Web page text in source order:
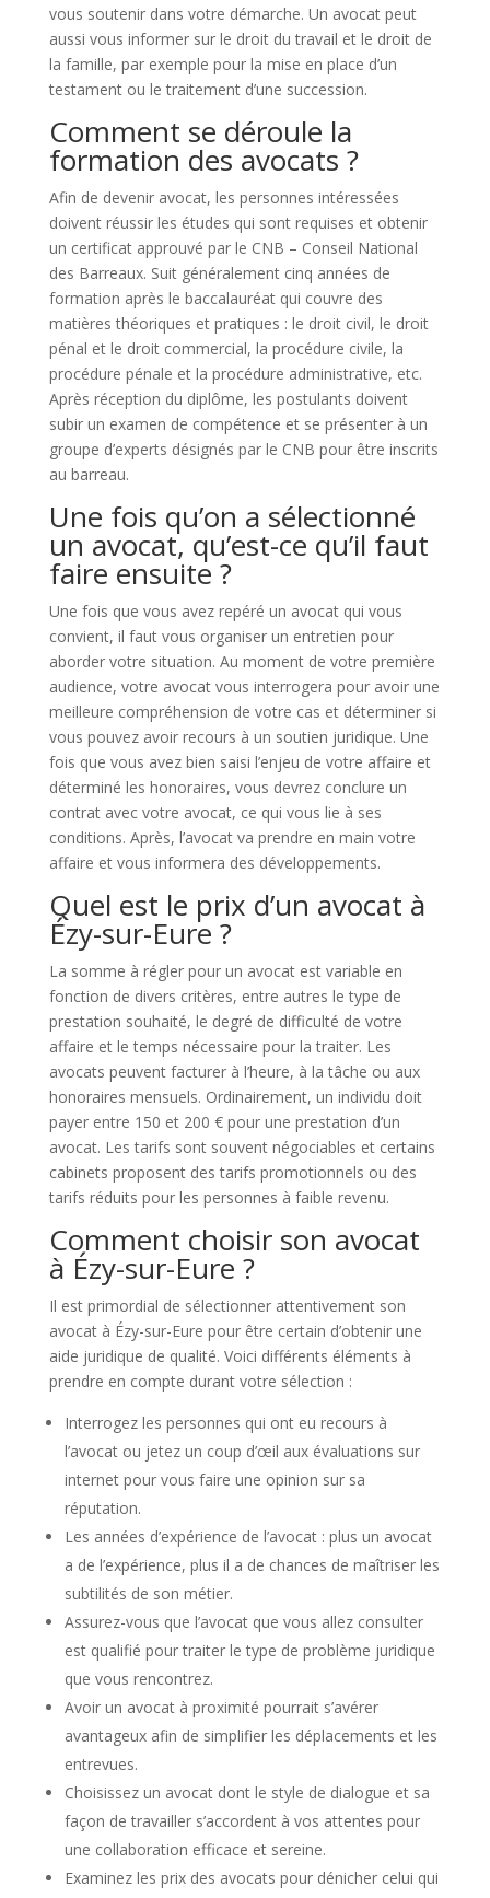
vous soutenir dans votre démarche. Un avocat peut
aussi vous informer sur le droit du travail et le droit de
la famille, par exemple pour la mise en place d’un
testament ou le traitement d’une succession.
Comment se déroule la
formation des avocats ?
Afin de devenir avocat, les personnes intéressées
doivent réussir les études qui sont requises et obtenir
un certificat approuvé par le CNB – Conseil National
des Barreaux. Suit généralement cinq années de
formation après le baccalauréat qui couvre des
matières théoriques et pratiques : le droit civil, le droit
pénal et le droit commercial, la procédure civile, la
procédure pénale et la procédure administrative, etc.
Après réception du diplôme, les postulants doivent
subir un examen de compétence et se présenter à un
groupe d’experts désignés par le CNB pour être inscrits
au barreau.
Une fois qu’on a sélectionné
un avocat, qu’est-ce qu’il faut
faire ensuite ?
Une fois que vous avez repéré un avocat qui vous
convient, il faut vous organiser un entretien pour
aborder votre situation. Au moment de votre première
audience, votre avocat vous interrogera pour avoir une
meilleure compréhension de votre cas et déterminer si
vous pouvez avoir recours à un soutien juridique. Une
fois que vous avez bien saisi l’enjeu de votre affaire et
déterminé les honoraires, vous devrez conclure un
contrat avec votre avocat, ce qui vous lie à ses
conditions. Après, l’avocat va prendre en main votre
affaire et vous informera des développements.
Quel est le prix d’un avocat à
Ézy-sur-Eure ?
La somme à régler pour un avocat est variable en
fonction de divers critères, entre autres le type de
prestation souhaité, le degré de difficulté de votre
affaire et le temps nécessaire pour la traiter. Les
avocats peuvent facturer à l’heure, à la tâche ou aux
honoraires mensuels. Ordinairement, un individu doit
payer entre 150 et 200 € pour une prestation d’un
avocat. Les tarifs sont souvent négociables et certains
cabinets proposent des tarifs promotionnels ou des
tarifs réduits pour les personnes à faible revenu.
Comment choisir son avocat
à Ézy-sur-Eure ?
Il est primordial de sélectionner attentivement son
avocat à Ézy-sur-Eure pour être certain d’obtenir une
aide juridique de qualité. Voici différents éléments à
prendre en compte durant votre sélection :
Interrogez les personnes qui ont eu recours à
l’avocat ou jetez un coup d’œil aux évaluations sur
internet pour vous faire une opinion sur sa
réputation.
Les années d’expérience de l’avocat : plus un avocat
a de l’expérience, plus il a de chances de maîtriser les
subtilités de son métier.
Assurez-vous que l’avocat que vous allez consulter
est qualifié pour traiter le type de problème juridique
que vous rencontrez.
Avoir un avocat à proximité pourrait s’avérer
avantageux afin de simplifier les déplacements et les
entrevues.
Choisissez un avocat dont le style de dialogue et sa
façon de travailler s’accordent à vos attentes pour
une collaboration efficace et sereine.
Examinez les prix des avocats pour dénicher celui qui